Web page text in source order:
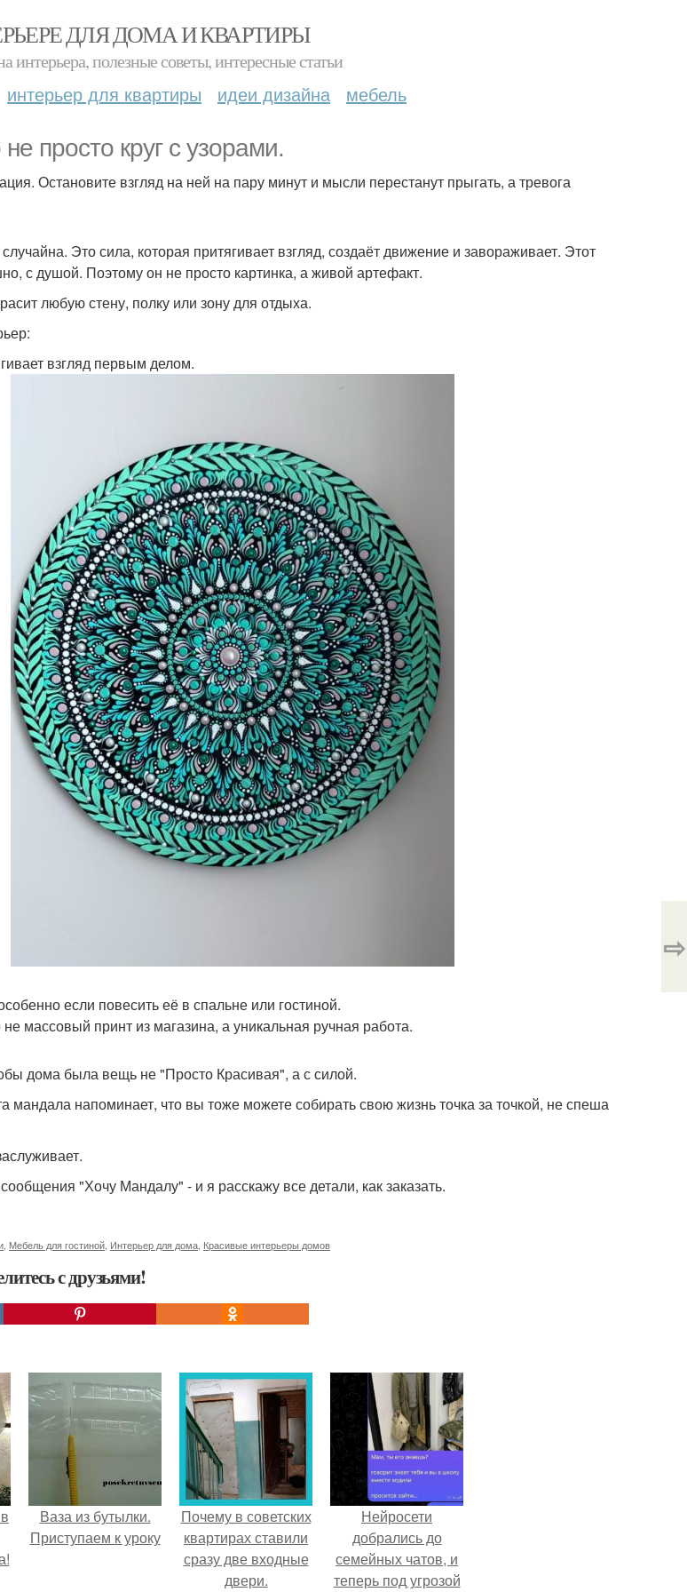
ДЛЯ ДОМА И КВАРТИРЫ
интерьера, полезные советы, интересные статьи
интерьер для квартиры идеи дизайна мебель
просто круг с узорами.
Остановите взгляд на ней на пару минут и мысли перестанут прыгать, а тревога
Это сила, которая притягивает взгляд, создаёт движение и завораживает. Этот
с душой. Поэтому он не просто картинка, а живой артефакт.
любую стену, полку или зону для отдыха.
взгляд первым делом.
если повесить её в спальне или гостиной.
не массовый принт из магазина, а уникальная ручная работа.
дома была вещь не "Просто Красивая", а с силой.
мандала напоминает, что вы тоже можете собирать свою жизнь точка за точкой, не спеша
"Хочу Мандалу" - и я расскажу все детали, как заказать.
Мебель для гостиной Интерьер для дома Красивые интерьеры домов
с друзьями!
⇨
Ваза из бутылки.
Приступаем к уроку
Почему в советских
квартирах ставили
сразу две входные
двери.
Нейросети
добрались до
семейных чатов, и
теперь под угрозой